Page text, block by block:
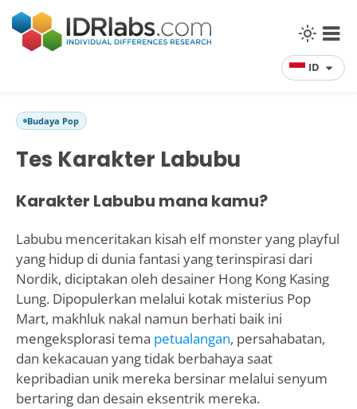
ID
Budaya Pop
Tes Karakter Labubu
Karakter Labubu mana kamu?
Labubu menceritakan kisah elf monster yang playful
yang hidup di dunia fantasi yang terinspirasi dari
Nordik, diciptakan oleh desainer Hong Kong Kasing
Lung. Dipopulerkan melalui kotak misterius Pop
Mart, makhluk nakal namun berhati baik ini
mengeksplorasi tema petualangan, persahabatan,
dan kekacauan yang tidak berbahaya saat
kepribadian unik mereka bersinar melalui senyum
bertaring dan desain eksentrik mereka.